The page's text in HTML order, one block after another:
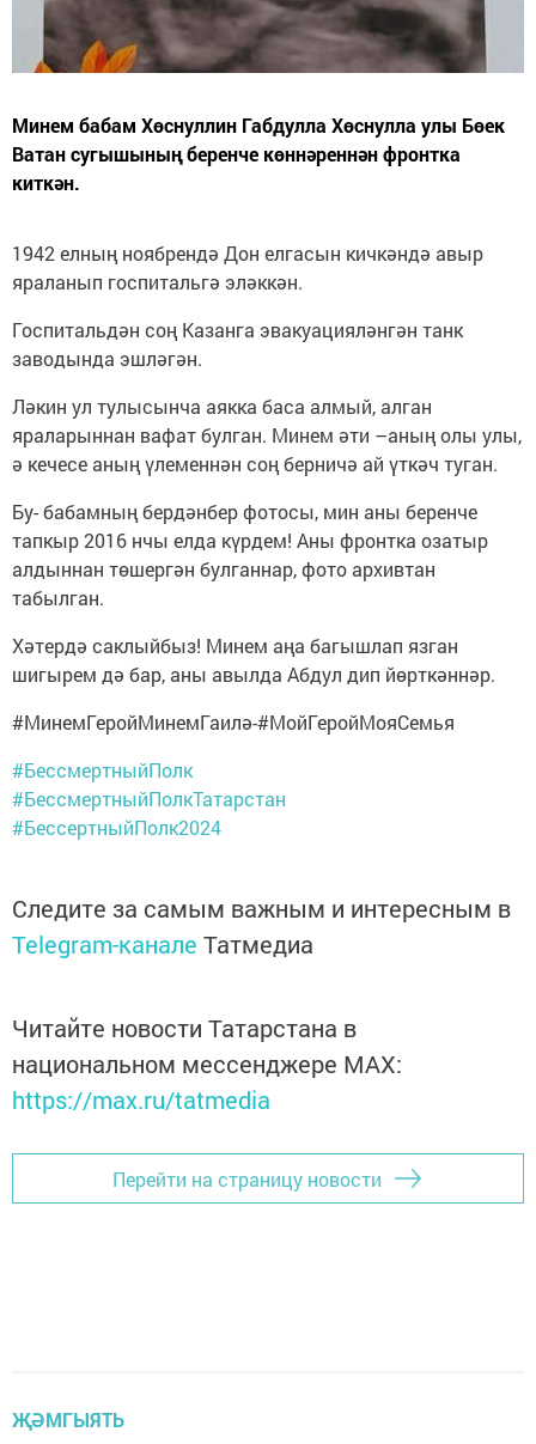
Минем бабам Хөснуллин Габдулла Хөснулла улы Бөек
Ватан сугышының беренче көннәреннән фронтка
киткән.
1942 елның ноябрендә Дон елгасын кичкәндә авыр
яраланып госпитальгә эләккән.
Госпитальдән соң Казанга эвакуацияләнгән танк
заводында эшләгән.
Ләкин ул тулысынча аякка баса алмый, алган
яраларыннан вафат булган. Минем әти –аның олы улы,
ә кечесе аның үлеменнән соң берничә ай үткәч туган.
Бу- бабамның бердәнбер фотосы, мин аны беренче
тапкыр 2016 нчы елда күрдем! Аны фронтка озатыр
алдыннан төшергән булганнар, фото архивтан
табылган.
Хәтердә саклыйбыз! Минем аңа багышлап язган
шигырем дә бар, аны авылда Абдул дип йөрткәннәр.
#МинемГеройМинемГаилә-#МойГеройМояСемья
#БессмертныйПолк
#БессмертныйПолкТатарстан
#БессертныйПолк2024
Следите за самым важным и интересным в
Telegram-канале Татмедиа
Читайте новости Татарстана в
национальном мессенджере MАХ:
https://max.ru/tatmedia
Перейти на страницу новости
ҖӘМГЫЯТЬ